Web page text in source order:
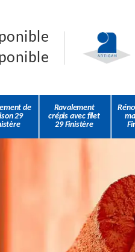
de
29
Ravalement
crépis avec filet
29 Finistère